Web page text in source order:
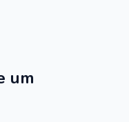
um